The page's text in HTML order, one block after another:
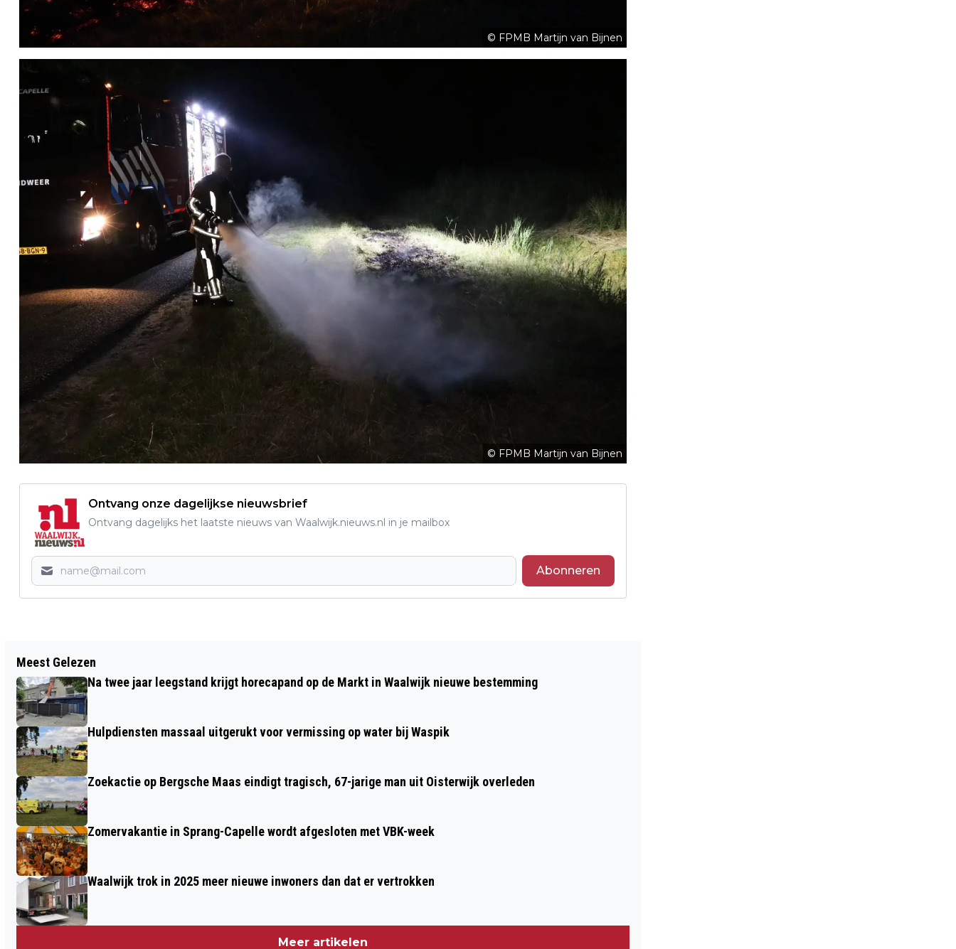
© FPMB Martijn van Bijnen
© FPMB Martijn van Bijnen
Ontvang onze dagelijkse nieuwsbrief
Ontvang dagelijks het laatste nieuws van Waalwijk.nieuws.nl in je mailbox
Abonneren
MEERDERE WONINGEN ONTRUIMD NA
GASLEK AAN BURGEMEESTER
TEIJSSENLAAN WAALWIJK
BRONZE AWARD VAN REMAX EUROPE
Meest Gelezen
Na twee jaar leegstand krijgt horecapand op de Markt in Waalwijk nieuwe bestemming
Hulpdiensten massaal uitgerukt voor vermissing op water bij Waspik
Zoekactie op Bergsche Maas eindigt tragisch, 67-jarige man uit Oisterwijk overleden
Zomervakantie in Sprang-Capelle wordt afgesloten met VBK-week
Waalwijk trok in 2025 meer nieuwe inwoners dan dat er vertrokken
Meer artikelen